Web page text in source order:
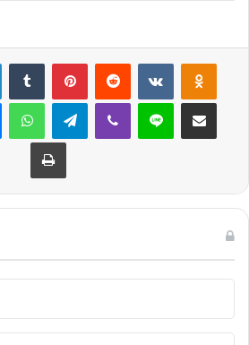
LinkedInTumblr PinterestReddit VKontakte
MessengerWhatsAppTelegramViber Line E-Posta ile
Yazdır